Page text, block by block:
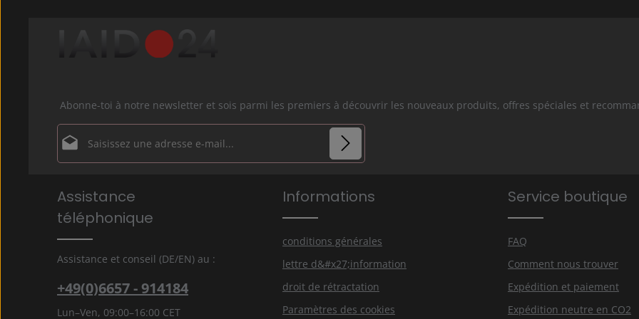
Abonne-toi à notre newsletter et sois parmi les premiers à découvrir les nouveaux produits, offres spéciales et
Adresse e-mail*
En sélectionnant Continuer, vous confirmez que vous avez lu
nos
informations sur la protection des données
avez accepté nos
Assistance
téléphonique
Assistance et conseil (DE/EN) au :
+49(0)6657 - 914184
Lun–Ven, 09:00–16:00 CET
Informations
conditions générales
lettre d&#x27;information
droit de rétractation
Paramètres des cookies
Service boutique
FAQ
Comment nous trouver
Expédition et paiement
Expédition neutre en CO2